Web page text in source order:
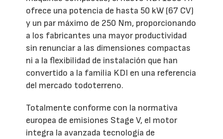
ofrece una potencia de hasta 50 kW (67 CV)
y un par máximo de 250 Nm, proporcionando
a los fabricantes una mayor productividad
sin renunciar a las dimensiones compactas
ni a la flexibilidad de instalación que han
convertido a la familia KDI en una referencia
del mercado todoterreno.
Totalmente conforme con la normativa
europea de emisiones Stage V, el motor
integra la avanzada tecnología de